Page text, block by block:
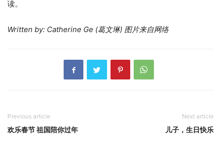
读。
Written by: Catherine Ge (葛文琳) 图片来自网络
Previous article
欢乐春节 祖国陪你过年
Next article
儿子，生日快乐